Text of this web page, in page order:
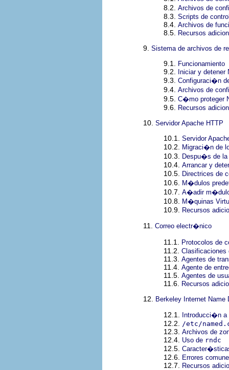
8.2. Archivos de
8.3. Scripts de
8.4. Archivos de
8.5. Recursos
9. Sistema de archivos de
9.1. Funcionamiento
9.2. Iniciar y detener
9.3. Configuraci�n
9.4. Archivos de
9.5. C�mo proteger
9.6. Recursos
10. Servidor Apache HTTP
10.1. Servidor
10.2. Migraci�n de
10.3. Despu�s de
10.4. Arrancar y
10.5. Directrices de
10.6. M�dulos
10.7. A�adir
10.8. M�quinas
10.9. Recursos
11. Correo electr�nico
11.1. Protocolos de
11.2. Clasificaciones
11.3. Agentes de
11.4. Agente de
11.5. Agentes de
11.6. Recursos
12. Berkeley Internet Name
12.1. Introducci�n a
12.2. /etc/
12.3. Archivos de
12.4. Uso de rndc
12.5.
12.6. Errores
12.7. Recursos